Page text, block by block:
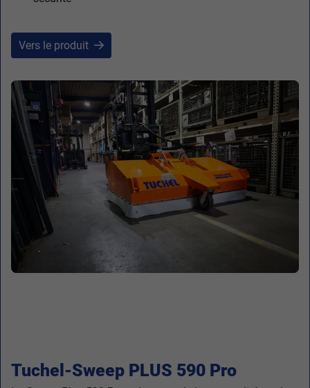
Vers le produit
Tuchel-Sweep PLUS 590 Pro